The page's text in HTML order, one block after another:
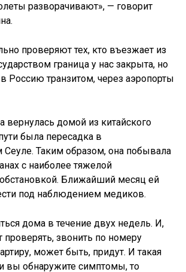
разворачивают», — говорит
проверяют тех, кто въезжает из
граница у нас закрыта, но
Россию транзитом, через аэропорты
вернулась домой из китайского
была пересадка в
Таким образом, она побывала
с наиболее тяжелой
Ближайший месяц ей
под наблюдением медиков.
дома в течение двух недель. И,
звонить по номеру
может быть, придут. И такая
вы обнаружите симптомы, то